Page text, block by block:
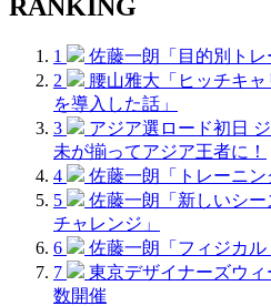
RANKING
1
佐藤一朗「目的別ト
2
腰山雅大「ヒッチキ
を導入した話」
3
アジア選ロード初日
未が揃ってアジア王者に！
4
佐藤一朗「トレーニン
5
佐藤一朗「新しいシ
チャレンジ」
6
佐藤一朗「フィジカル
7
東京デザイナーズウ
数開催